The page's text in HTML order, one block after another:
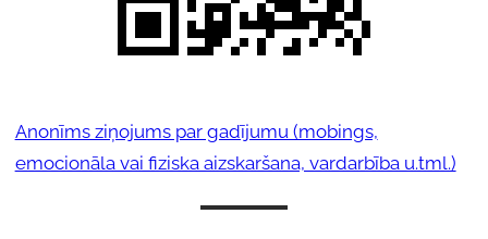
Anonīms ziņojums par gadījumu (mobings,
emocionāla vai fiziska aizskaršana, vardarbība u.tml.)